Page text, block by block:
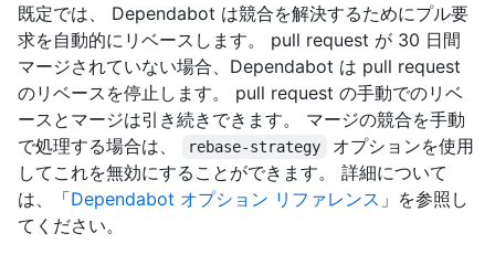
既定では、 Dependabot は競合を解決するためにプル要
求を自動的にリベースします。 pull request が 30 日間
マージされていない場合、Dependabot は pull request
のリベースを停止します。 pull request の手動でのリベ
ースとマージは引き続きできます。 マージの競合を手動
で処理する場合は、
rebase-strategy
オプションを使用
してこれを無効にすることができます。 詳細について
は、「Dependabot オプション リファレンス 」を参照し
てください。